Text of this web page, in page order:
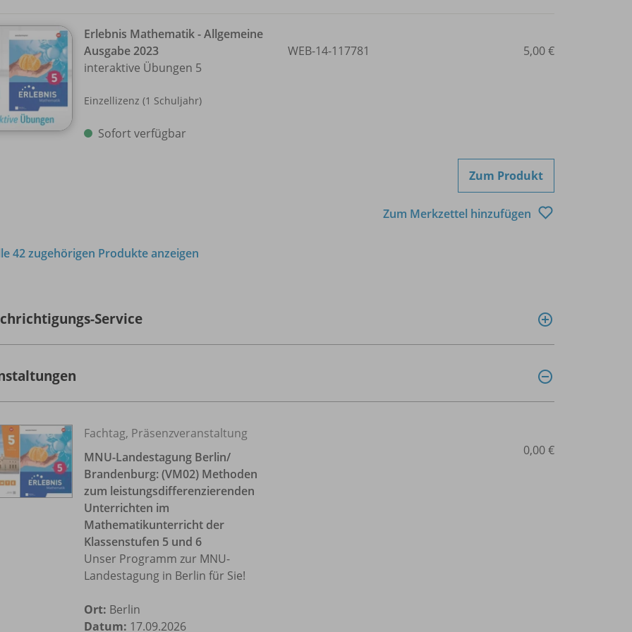
Erlebnis Mathematik - Allgemeine
Ausgabe 2023
interaktive Übungen 5
Einzellizenz (1 Schuljahr)
Sofort verfügbar
WEB-14-117781 5,00 €
Zum Produkt
Zum Merkzettel hinzufügen
42 zugehörigen Produkte anzeigen
Service
Fachtag, Präsenzveranstaltung
MNU-Landestagung Berlin/
Brandenburg: (VM02) Methoden
zum leistungsdifferenzierenden
Unterrichten im
Mathematikunterricht der
Klassenstufen 5 und 6
Unser Programm zur MNU-
Landestagung in Berlin für Sie!
Ort: Berlin
Datum: 17.09.2026
0,00 €